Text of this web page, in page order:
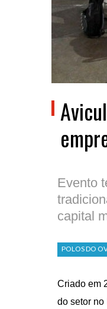
Evento
capital
POLOS DO
Criado em
do setor no